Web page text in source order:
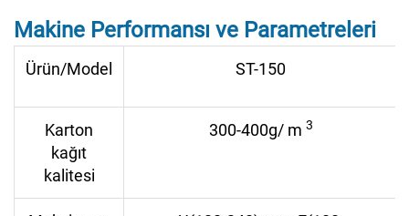
Makine Performansı ve Parametreleri
Ürün/Model ST-150
Karton
kağıt
kalitesi
300-400g/ m 3